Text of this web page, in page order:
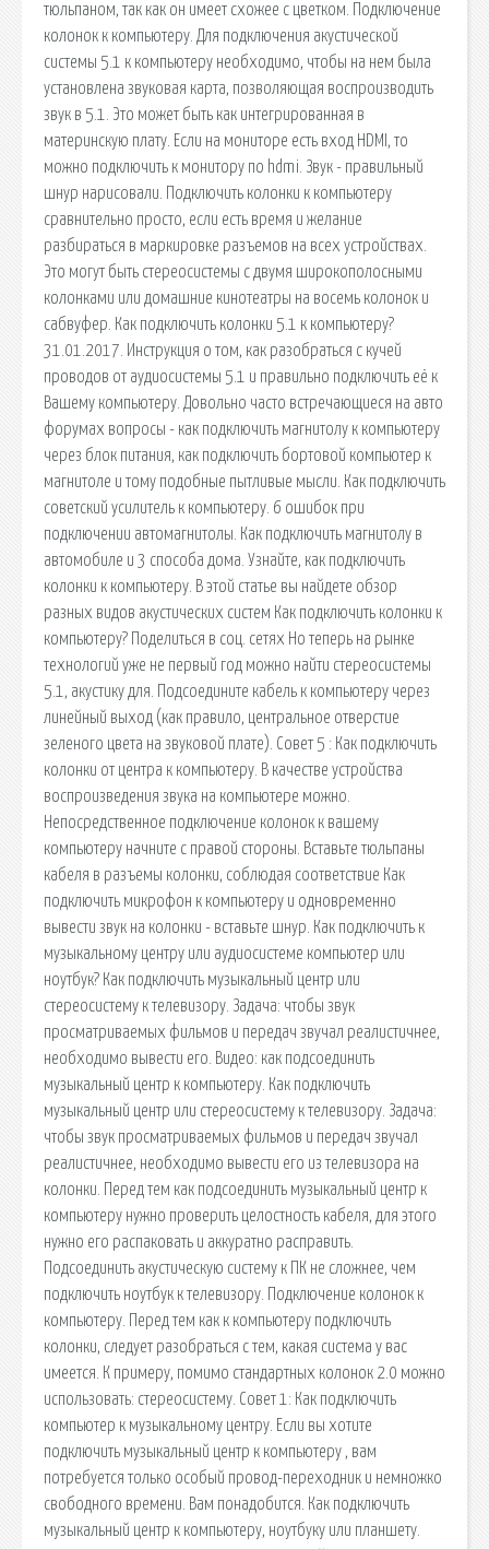
тюльпаном, так как он имеет схожее с цветком. Подключение
колонок к компьютеру. Для подключения акустической
системы 5.1 к компьютеру необходимо, чтобы на нем была
установлена звуковая карта, позволяющая воспроизводить
звук в 5.1. Это может быть как интегрированная в
материнскую плату. Если на мониторе есть вход HDMI, то
можно подключить к монитору по hdmi. Звук - правильный
шнур нарисовали. Подключить колонки к компьютеру
сравнительно просто, если есть время и желание
разбираться в маркировке разъемов на всех устройствах.
Это могут быть стереосистемы с двумя широкополосными
колонками или домашние кинотеатры на восемь колонок и
сабвуфер. Как подключить колонки 5.1 к компьютеру?
31.01.2017. Инструкция о том, как разобраться с кучей
проводов от аудиосистемы 5.1 и правильно подключить её к
Вашему компьютеру. Довольно часто встречающиеся на авто
форумах вопросы - как подключить магнитолу к компьютеру
через блок питания, как подключить бортовой компьютер к
магнитоле и тому подобные пытливые мысли. Как подключить
советский усилитель к компьютеру. 6 ошибок при
подключении автомагнитолы. Как подключить магнитолу в
автомобиле и 3 способа дома. Узнайте, как подключить
колонки к компьютеру. В этой статье вы найдете обзор
разных видов акустических систем Как подключить колонки к
компьютеру? Поделиться в соц. сетях Но теперь на рынке
технологий уже не первый год можно найти стереосистемы
5.1, акустику для. Подсоедините кабель к компьютеру через
линейный выход (как правило, центральное отверстие
зеленого цвета на звуковой плате). Совет 5 : Как подключить
колонки от центра к компьютеру. В качестве устройства
воспроизведения звука на компьютере можно.
Непосредственное подключение колонок к вашему
компьютеру начните с правой стороны. Вставьте тюльпаны
кабеля в разъемы колонки, соблюдая соответствие Как
подключить микрофон к компьютеру и одновременно
вывести звук на колонки - вставьте шнур. Как подключить к
музыкальному центру или аудиосистеме компьютер или
ноутбук? Как подключить музыкальный центр или
стереосистему к телевизору. Задача: чтобы звук
просматриваемых фильмов и передач звучал реалистичнее,
необходимо вывести его. Видео: как подсоединить
музыкальный центр к компьютеру. Как подключить
музыкальный центр или стереосистему к телевизору. Задача:
чтобы звук просматриваемых фильмов и передач звучал
реалистичнее, необходимо вывести его из телевизора на
колонки. Перед тем как подсоединить музыкальный центр к
компьютеру нужно проверить целостность кабеля, для этого
нужно его распаковать и аккуратно расправить.
Подсоединить акустическую систему к ПК не сложнее, чем
подключить ноутбук к телевизору. Подключение колонок к
компьютеру. Перед тем как к компьютеру подключить
колонки, следует разобраться с тем, какая система у вас
имеется. К примеру, помимо стандартных колонок 2.0 можно
использовать: стереосистему. Совет 1: Как подключить
компьютер к музыкальному центру. Если вы хотите
подключить музыкальный центр к компьютеру , вам
потребуется только особый провод-переходник и немножко
свободного времени. Вам понадобится. Как подключить
музыкальный центр к компьютеру, ноутбуку или планшету.